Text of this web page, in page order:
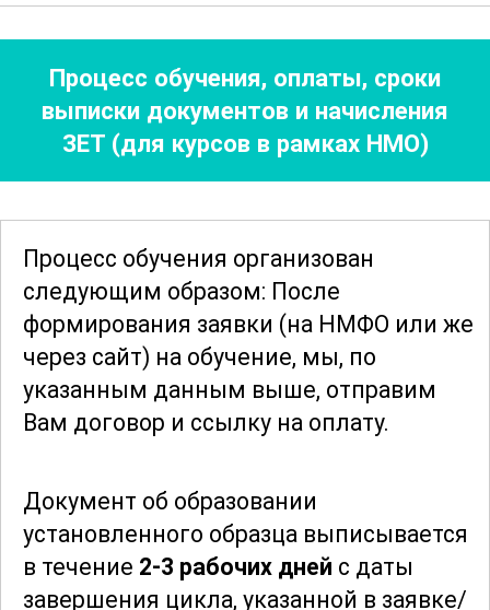
Дополнительно рассматриваются
ключевые аспекты взаимодействия
между различными отделами
клинических лабораторий и другими
медицинскими службами, что
способствует улучшению общего
Курс также включает в себя материалы
по нормативно-правовым аспектам
клинической лабораторной
диагностики, что важно для
соблюдения стандартов и требований в
медицинской практике. Уделено
профессиональной ответственности,
что позволяет участникам получать
всесторонние знания, необходимые
Процесс обучения, оплаты, сроки
выписки документов и начисления
ЗЕТ (для курсов в рамках НМО)
Процесс обучения организован
следующим образом: После
формирования заявки (на НМФО или же
через сайт) на обучение, мы, по
указанным данным выше, отправим
Вам договор и ссылку на оплату.
Документ об образовании
установленного образца выписывается
в течение 2-3 рабочих дней с даты
завершения цикла, указанной в заявке/